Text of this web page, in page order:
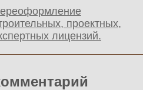
проектных,
лицензий.